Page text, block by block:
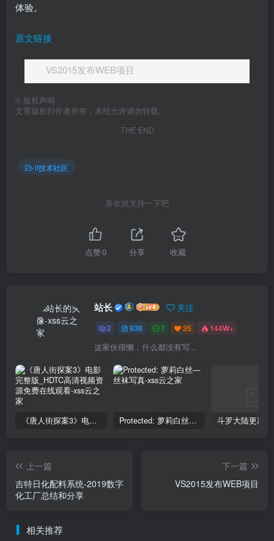
体验。
原文链接
VS2015发布WEB项目
© 版权声明
文章版权归作者所有，未经允许请勿转载。
THE END
it技术社区
喜欢就支持一下吧
点赞0 分享 收藏
站长 关注
2 938 7 35 144W+
这家伙很懒，什么都没有写...
《唐人街探案3》电影完整版_HDTC高清视频资源免费在线观看 Protected: 萝莉白丝—丝袜写真
上一篇
吉特日化配料系统-2019数字
化工厂总结和分享
下一篇
VS2015发布WEB项目
相关推荐